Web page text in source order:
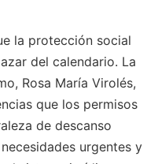
la protección social
del calendario. La
Rosa María Virolés,
que los permisos
de descanso
urgentes y